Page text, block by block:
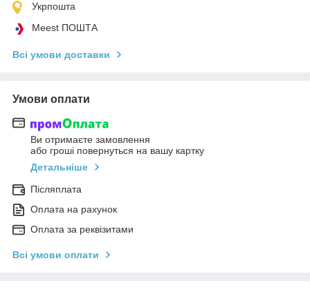
Укрпошта
Meest ПОШТА
Всі умови доставки
Умови оплати
Ви отримаєте замовлення
або гроші повернуться на вашу картку
Детальніше
Післяплата
Оплата на рахунок
Оплата за реквізитами
Всі умови оплати